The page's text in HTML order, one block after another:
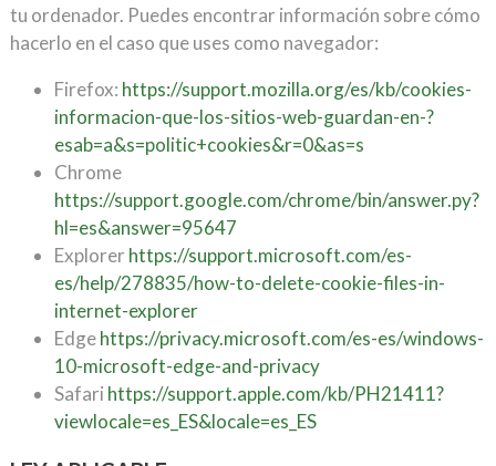
tu ordenador. Puedes encontrar información sobre cómo
hacerlo en el caso que uses como navegador:
Firefox: https://support.mozilla.org/es/kb/cookies-
informacion-que-los-sitios-web-guardan-en-?
esab=a&s=politic+cookies&r=0&as=s
Chrome
https://support.google.com/chrome/bin/answer.py?
hl=es&answer=95647
Explorer https://support.microsoft.com/es-
es/help/278835/how-to-delete-cookie-files-in-
internet-explorer
Edgehttps://privacy.microsoft.com/es-es/windows-
10-microsoft-edge-and-privacy
Safari https://support.apple.com/kb/PH21411?
viewlocale=es_ES&locale=es_ES